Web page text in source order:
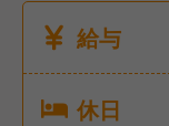
給与
休日